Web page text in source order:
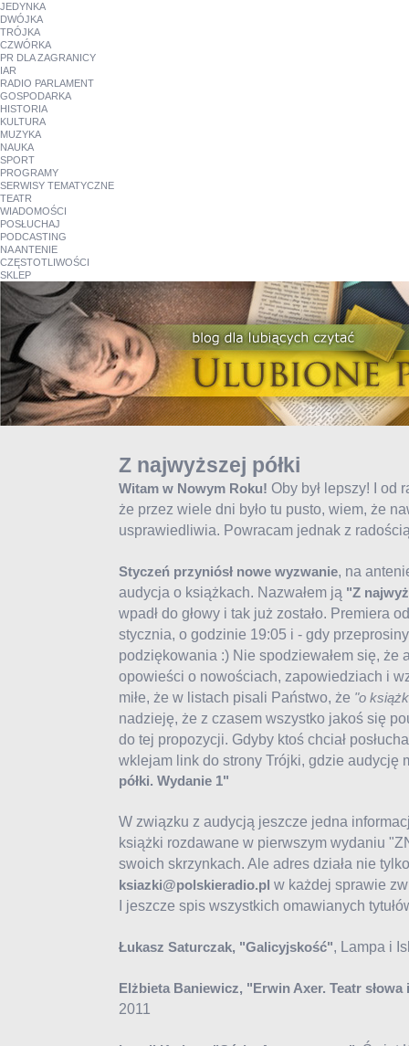
JEDYNKA
DWÓJKA
TRÓJKA
CZWÓRKA
PR DLA ZAGRANICY
IAR
RADIO PARLAMENT
GOSPODARKA
HISTORIA
KULTURA
MUZYKA
NAUKA
SPORT
PROGRAMY
SERWISY TEMATYCZNE
TEATR
WIADOMOŚCI
POSŁUCHAJ
PODCASTING
NA ANTENIE
CZĘSTOTLIWOŚCI
SKLEP
Z najwyższej półki
Witam w Nowym Roku! Oby był lepszy! I od
że przez wiele dni było tu pusto, wiem, że
usprawiedliwia. Powracam jednak z
Styczeń przyniósł nowe wyzwanie, na
audycja o książkach. Nazwałem ją "Z
wpadł do głowy i tak już zostało. Premiera
stycznia, o godzinie 19:05 i - gdy
podziękowania :) Nie spodziewałem się, że
opowieści o nowościach, zapowiedziach i
miłe, że w listach pisali Państwo, że "o
nadzieję, że z czasem wszystko jakoś się
do tej propozycji. Gdyby ktoś chciał
wklejam link do strony Trójki, gdzie audycję
półki. Wydanie 1"
W związku z audycją jeszcze jedna
książki rozdawane w pierwszym wydaniu
swoich skrzynkach. Ale adres działa nie
ksiazki@polskieradio.pl w każdej sprawie
I jeszcze spis wszystkich omawianych
Łukasz Saturczak, "Galicyjskość", Lampa i
Elżbieta Baniewicz, "Erwin Axer. Teatr słowa
2011